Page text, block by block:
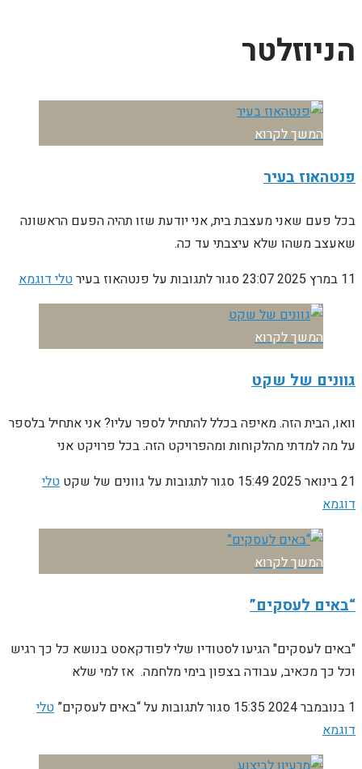
הניוזלטר
המשך לקרוא
פנטהאוז בעיר
בכל פעם שאני מעצבת בית, אני יודעת שזו תהיה הפעם הראשונה
שאעצב משהו שלא עיצבתי עד כה.
11 במרץ 2025
23:07סגור לתגובותעל פנטהאוז בעירטלי דוגמא
המשך לקרוא
גוונים של שקט
וואו, הבית הזה. מאיפה בכלל להתחיל לספר עליו? אני אתחיל בלספר
על מה למדתי מהלקוחות ומהפרויקט הזה. בכל פרויקט אני
21 בינואר 2025
15:49 סגור לתגובותעל גוונים של שקט טלי
דוגמא
המשך לקרוא
“באים לעסקים”
"באים לעסקים" הגיעו לסטודיו שלי לפודקאסט בנושא כל כך רגיש
וכל כך מכאיב, עבודה בצפון בימי מלחמה. אז למי שלא
1 בנובמבר 2024
15:35 סגור לתגובותעל “באים לעסקים” טלי
דוגמא